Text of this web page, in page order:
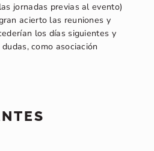
jornadas previas al evento)
acierto las reuniones y
los días siguientes y
como asociación